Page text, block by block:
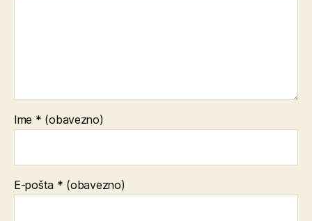
Ime * (obavezno)
E-pošta * (obavezno)